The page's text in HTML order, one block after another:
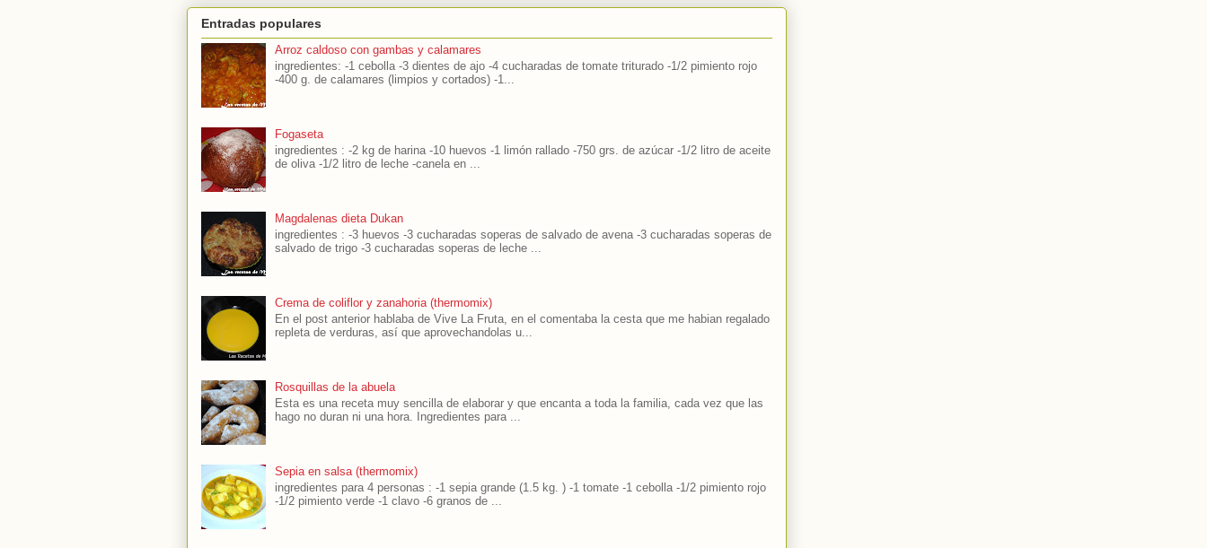
Entradas populares
Arroz caldoso con gambas y calamares
ingredientes: -1 cebolla -3 dientes de ajo -4 cucharadas de tomate triturado -1/2 pimiento rojo
-400 g. de calamares (limpios y cortados) -1...
Fogaseta
ingredientes : -2 kg de harina -10 huevos -1 limón rallado -750 grs. de azúcar -1/2 litro de aceite
de oliva -1/2 litro de leche -canela en ...
Magdalenas dieta Dukan
ingredientes : -3 huevos -3 cucharadas soperas de salvado de avena -3 cucharadas soperas de
salvado de trigo -3 cucharadas soperas de leche ...
Crema de coliflor y zanahoria (thermomix)
En el post anterior hablaba de Vive La Fruta, en el comentaba la cesta que me habian regalado
repleta de verduras, así que aprovechandolas u...
Rosquillas de la abuela
Esta es una receta muy sencilla de elaborar y que encanta a toda la familia, cada vez que las
hago no duran ni una hora. Ingredientes para ...
Sepia en salsa (thermomix)
ingredientes para 4 personas : -1 sepia grande (1.5 kg. ) -1 tomate -1 cebolla -1/2 pimiento rojo
-1/2 pimiento verde -1 clavo -6 granos de ...